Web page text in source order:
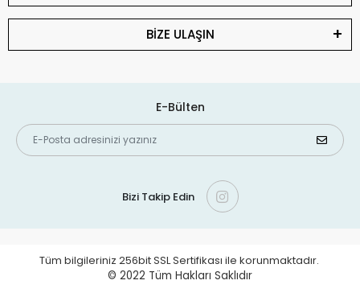
BİZE ULAŞIN
E-Bülten
Bizi Takip Edin
Tüm bilgileriniz 256bit SSL Sertifikası ile korunmaktadır.
© 2022 Tüm Hakları Saklıdır